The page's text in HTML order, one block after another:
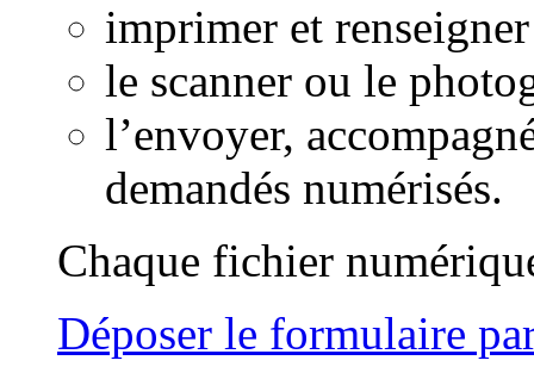
imprimer et
le scanner ou le
l’envoyer,
demandés numérisés.
Chaque fichier
Déposer le formulaire